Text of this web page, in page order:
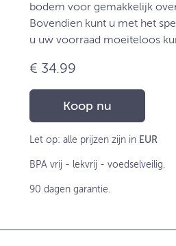
bodem voor gemakkelijk
Bovendien kunt u met het
u uw voorraad moeiteloos
€ 34.99
Koop nu
Let op: alle prijzen zijn in EUR
BPA vrij - lekvrij - voedselveilig.
90 dagen garantie.